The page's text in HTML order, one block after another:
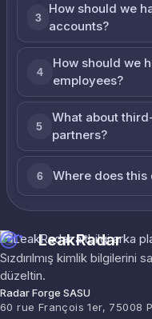
3
How should we
accounts?
4
How should we
employees?
5
What about
partners?
6 Where does
LeakRadar
Sızdırılmış kimlik bilgilerini
düzeltin.
Radar Forge SASU
60 rue François 1er, 75008